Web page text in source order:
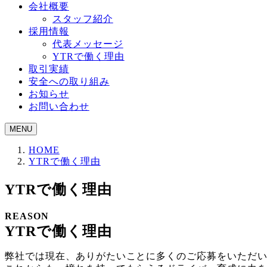
会社概要
スタッフ紹介
採用情報
代表メッセージ
YTRで働く理由
取引実績
安全への取り組み
お知らせ
お問い合わせ
MENU
HOME
YTRで働く理由
YTRで働く理由
REASON
YTRで働く理由
弊社では現在、ありがたいことに多くのご応募をいただい